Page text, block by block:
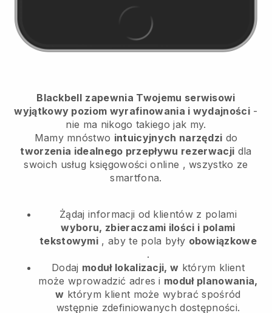
Blackbell zapewnia Twojemu serwisowi
wyjątkowy poziom wyrafinowania i wydajności -
nie ma nikogo takiego jak my.
Mamy mnóstwo intuicyjnych narzędzi do
tworzenia idealnego przepływu rezerwacji dla
swoich usług księgowości online , wszystko ze
smartfona.
Żądaj informacji od klientów z polami
wyboru, zbieraczami ilości i polami
tekstowymi , aby te pola były obowiązkowe
.
Dodaj moduł lokalizacji, w którym klient
może wprowadzić adres i moduł planowania,
w którym klient może wybrać spośród
wstępnie zdefiniowanych dostępności.